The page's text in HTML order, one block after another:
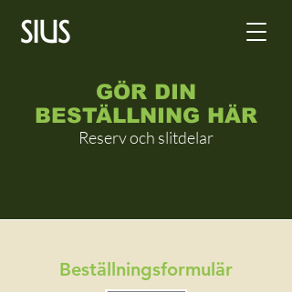
GÖR DIN
BESTÄLLNING HÄR
Reserv och slitdelar
Beställningsformulär